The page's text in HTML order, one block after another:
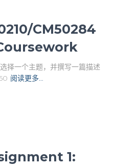
CM50284
择一个主题，并撰写一篇描述
阅读更多…
1: